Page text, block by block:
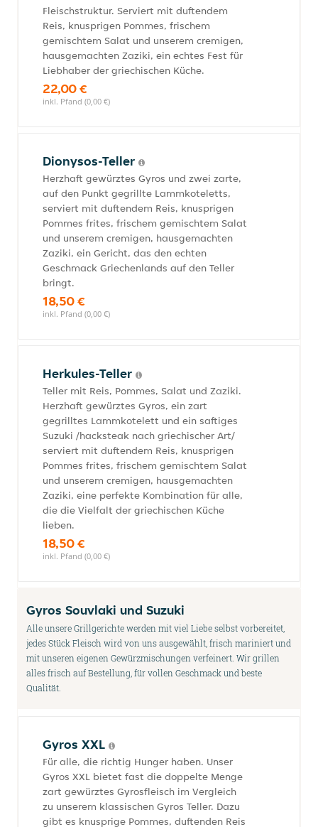
Fleischstruktur. Serviert mit duftendem
Reis, knusprigen Pommes, frischem
gemischtem Salat und unserem cremigen,
hausgemachten Zaziki, ein echtes Fest für
Liebhaber der griechischen Küche.
22,00 €
inkl. Pfand (0,00 €)
Dionysos-Teller
Herzhaft gewürztes Gyros und zwei zarte,
auf den Punkt gegrillte Lammkoteletts,
serviert mit duftendem Reis, knusprigen
Pommes frites, frischem gemischtem Salat
und unserem cremigen, hausgemachten
Zaziki, ein Gericht, das den echten
Geschmack Griechenlands auf den Teller
bringt.
18,50 €
inkl. Pfand (0,00 €)
Herkules-Teller
Teller mit Reis, Pommes, Salat und Zaziki.
Herzhaft gewürztes Gyros, ein zart
gegrilltes Lammkotelett und ein saftiges
Suzuki /hacksteak nach griechischer Art/
serviert mit duftendem Reis, knusprigen
Pommes frites, frischem gemischtem Salat
und unserem cremigen, hausgemachten
Zaziki, eine perfekte Kombination für alle,
die die Vielfalt der griechischen Küche
lieben.
18,50 €
inkl. Pfand (0,00 €)
Gyros Souvlaki und Suzuki
Alle unsere Grillgerichte werden mit viel Liebe selbst vorbereitet,
jedes Stück Fleisch wird von uns ausgewählt, frisch mariniert und
mit unseren eigenen Gewürzmischungen verfeinert. Wir grillen
alles frisch auf Bestellung, für vollen Geschmack und beste
Qualität.
Gyros XXL
Für alle, die richtig Hunger haben. Unser
Gyros XXL bietet fast die doppelte Menge
zart gewürztes Gyrosfleisch im Vergleich
zu unserem klassischen Gyros Teller. Dazu
gibt es knusprige Pommes, duftenden Reis